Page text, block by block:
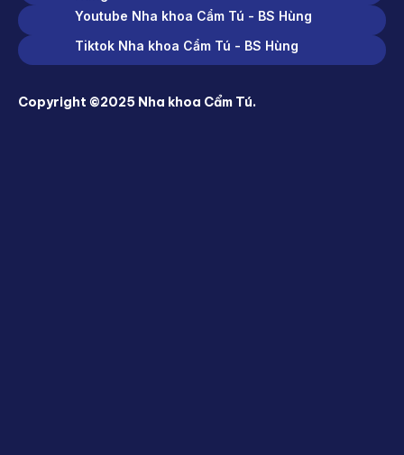
Youtube Nha khoa Cẩm Tú - BS Hùng
Tiktok Nha khoa Cẩm Tú - BS Hùng
Copyright ©2025 Nha khoa Cẩm Tú.